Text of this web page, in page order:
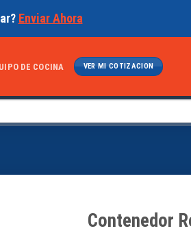
Enviar Ahora
DE COCINA VER MI COTIZACION
Contenedor